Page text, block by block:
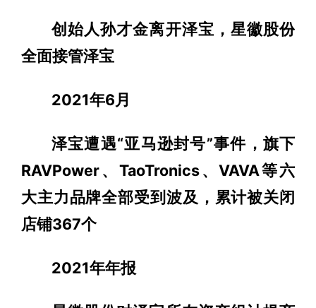
创始人孙才金离开泽宝，星徽股份
全面接管泽宝
2021年6月
泽宝遭遇“亚马逊封号”事件，旗下
RAVPower、TaoTronics、VAVA等六
大主力品牌全部受到波及，累计被关闭
店铺367个
2021年年报